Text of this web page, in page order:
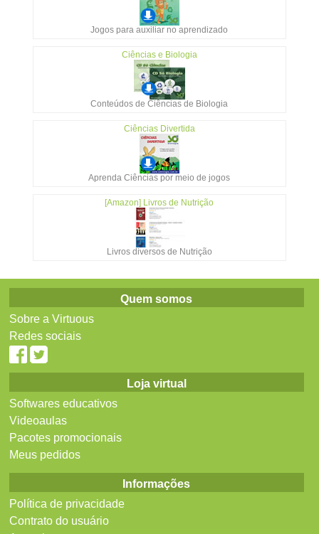
Jogos para auxiliar no aprendizado
Ciências e Biologia
Conteúdos de Ciências de Biologia
Ciências Divertida
Aprenda Ciências por meio de jogos
[Amazon] Livros de Nutrição
Livros diversos de Nutrição
Quem somos
Sobre a Virtuous
Redes sociais
Loja virtual
Softwares educativos
Videoaulas
Pacotes promocionais
Meus pedidos
Informações
Política de privacidade
Contrato do usuário